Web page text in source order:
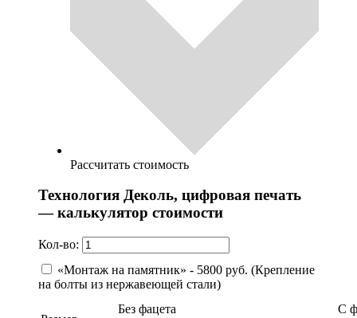
Рассчитать стоимость
Технология Деколь, цифровая печать
— калькулятор стоимости
Кол-во:
«Монтаж на памятник» - 5800 руб. (Крепление
на болты из нержавеющей стали)
Без фацета
С